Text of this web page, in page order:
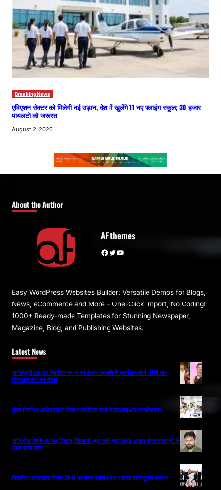
Breaking News
एविएशन सेक्टर को मिलेगी नई उड़ान, देश में खुलेंगे 11 नए फ्लाइंग स्कूल; 30 हजार
पायलटों की जरूरत
August 2, 2026
About the Author
AF themes
Facebook Twitter YouTube
Easy WordPress Websites Builder: Versatile Demos for Blogs,
News, eCommerce and More – One-Click Import, No Coding!
1000+ Ready-made Templates for Stunning Newspaper,
Magazine, Blog, and Publishing Websites.
Latest News
अभिनेत्री तृषा पर विवादित बयान को लेकर उदयनिधि स्टालिन बोले- 100 बार
गिरफ्तार होने को तैयार
मुख्य निर्वाचन अधिकारी ने लिया राजनैतिक दलों से एसआईआर पर फीडबैक
अभिजीत दिपके का बड़ा ऐलान, शिक्षा से जुड़ा कोई मुद्दा उठेगा, हमारा संगठन छात्रों के
साथ खड़ा रहेगा
विकसित उत्तराखंड विजन 2047 पर उच्च स्तरीय मंथन बैठक देहरादून में सम्पन्न